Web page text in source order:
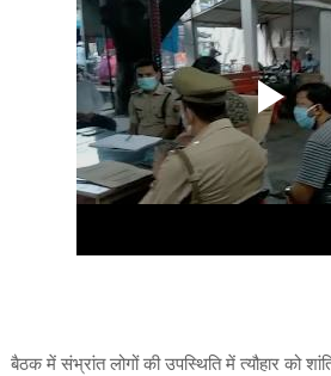
बैठक में संभ्रांत लोगों की उपस्थिति में त्यौहार को